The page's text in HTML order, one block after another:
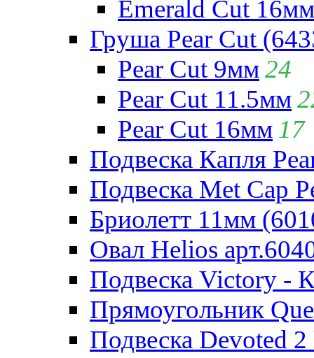
Emerald Cut 16мм
Груша Pear Cut
Pear Cut 9мм24
Pear Cut 11.5мм
Pear Cut 16мм 17
Подвеска Капля
Подвеска Met Cap
Бриолетт 11мм
Овал Helios
Подвеска Victory -
Прямоугольник
Подвеска Devoted